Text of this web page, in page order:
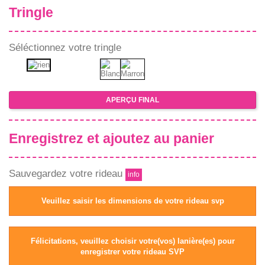
Tringle
Séléctionnez votre tringle
APERÇU FINAL
Enregistrez et ajoutez au panier
Sauvegardez votre rideau info
Veuillez saisir les dimensions de votre rideau svp
Félicitations, veuillez choisir votre(vos) lanière(es) pour
enregistrer votre rideau SVP